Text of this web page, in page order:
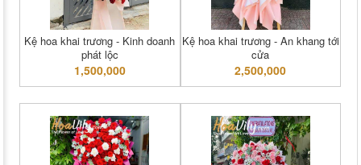
Kệ hoa khai trương - Kinh doanh
phát lộc
1,500,000
Kệ hoa khai trương - An khang tới
cửa
2,500,000